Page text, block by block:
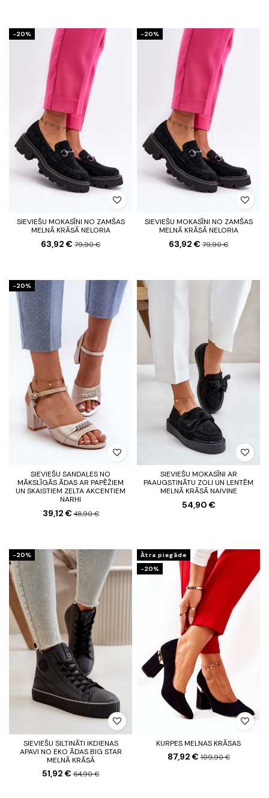
-20%
SIEVIEŠU MOKASĪNI NO ZAMŠAS
MELNĀ KRĀSĀ NELORIA
63,92 € 79,90 €
-20%
SIEVIEŠU MOKASĪNI NO ZAMŠAS
MELNĀ KRĀSĀ NELORIA
63,92 € 79,90 €
-20%
SIEVIEŠU SANDALES NO
MĀKSLĪGĀS ĀDAS AR PAPĒŽIEM
UN SKAISTIEM ZELTA AKCENTIEM
NARHI
39,12 €48,90 €
SIEVIEŠU MOKASĪNI AR
PAAUGSTINĀTU ZOLI UN LENTĒM
MELNĀ KRĀSĀ NAIVINE
54,90 €
-20%
SIEVIEŠU SILTINĀTI IKDIENAS
APAVI NO EKO ĀDAS BIG STAR
MELNĀ KRĀSĀ
51,92 € 64,90 €
Ātra piegāde
-20%
KURPES MELNAS KRĀSAS
87,92 €109,90 €